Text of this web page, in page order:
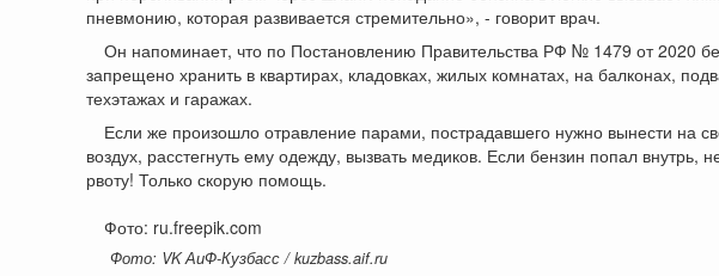
пневмонию, которая развивается стремительно», - говорит врач.
Он напоминает, что по Постановлению Правительства РФ № 1479 от 2020
запрещено хранить в квартирах, кладовках, жилых комнатах, на балконах,
техэтажах и гаражах.
Если же произошло отравление парами, пострадавшего нужно вынести на
воздух, расстегнуть ему одежду, вызвать медиков. Если бензин попал внутрь,
рвоту! Только скорую помощь.
Фото: ru.freepik.com
Фото: VK АиФ-Кузбасс / kuzbass.aif.ru